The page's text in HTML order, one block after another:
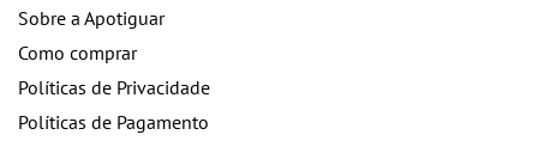
Sobre a Apotiguar
Como comprar
Políticas de Privacidade
Políticas de Pagamento